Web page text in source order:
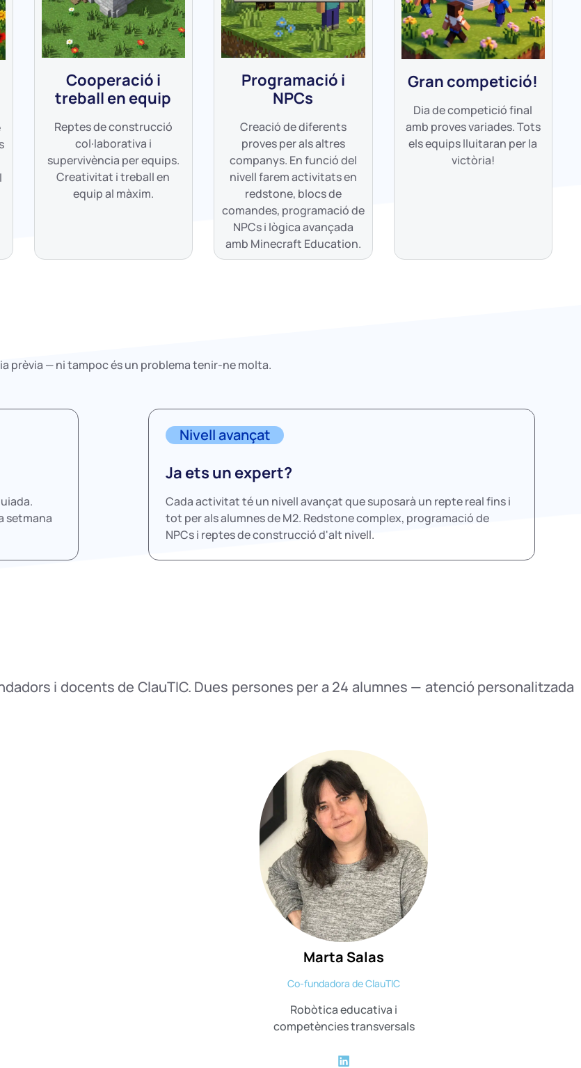
Cooperació i
treball en equip
Reptes de construcció
col·laborativa i
supervivència per equips.
Creativitat i treball en
equip al màxim.
Programació i
NPCs
Creació de diferents
proves per als altres
companys. En funció del
nivell farem activitats en
redstone, blocs de
comandes, programació de
NPCs i lògica avançada
amb Minecraft Education.
Gran competició!
Dia de competició final
amb proves variades. Tots
els equips lluitaran per la
victòria!
prèvia — ni tampoc és un problema tenir-ne molta.
setmana
Nivell avançat
Ja ets un expert?
Cada activitat té un nivell avançat que suposarà un repte real fins i
tot per als alumnes de M2. Redstone complex, programació de
NPCs i reptes de construcció d'alt nivell.
i docents de ClauTIC. Dues persones per a 24 alumnes — atenció personalitzada
Marta Salas
Co-fundadora de ClauTIC
Robòtica educativa i
competències transversals